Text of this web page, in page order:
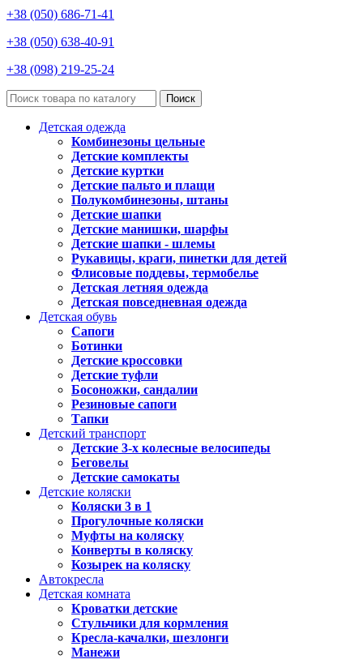
+38 (050) 686-71-41
+38 (050) 638-40-91
+38 (098) 219-25-24
Поиск
Детская одежда
Комбинезоны цельные
Детские комплекты
Детские куртки
Детские пальто и плащи
Полукомбинезоны, штаны
Детские шапки
Детские манишки, шарфы
Детские шапки - шлемы
Рукавицы, краги, пинетки для детей
Флисовые поддевы, термобелье
Детская летняя одежда
Детская повседневная одежда
Детская обувь
Сапоги
Ботинки
Детские кроссовки
Детские туфли
Босоножки, сандалии
Резиновые сапоги
Тапки
Детский транспорт
Детские 3-х колесные велосипеды
Беговелы
Детские самокаты
Детские коляски
Коляски 3 в 1
Прогулочные коляски
Муфты на коляску
Конверты в коляску
Козырек на коляску
Автокресла
Детская комната
Кроватки детские
Стульчики для кормления
Кресла-качалки, шезлонги
Манежи